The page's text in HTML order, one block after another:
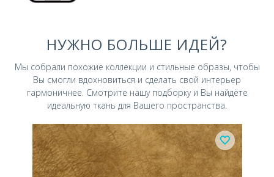
НУЖНО БОЛЬШЕ ИДЕЙ?
Мы собрали похожие коллекции и стильные образы, чтобы
Вы смогли вдохновиться и сделать свой интерьер
гармоничнее. Смотрите нашу подборку и Вы найдёте
идеальную ткань для Вашего пространства.